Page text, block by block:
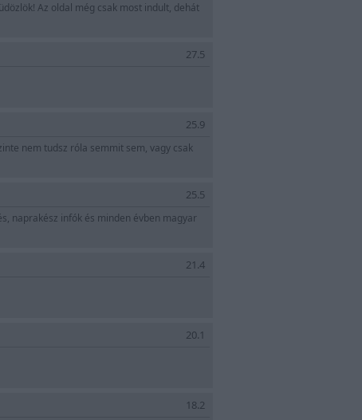
Az oldal még csak most indult, dehát
27.5
25.9
nem tudsz róla semmit sem, vagy csak
25.5
naprakész infók és minden évben magyar
21.4
20.1
18.2